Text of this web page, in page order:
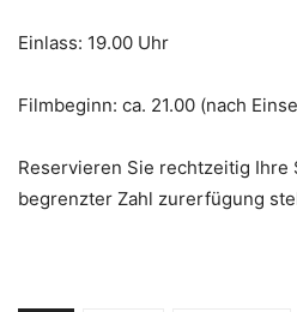
Einlass: 19.00 Uhr
Filmbeginn: ca. 21.00 (nach
Reservieren Sie rechtzeitig Ihre
begrenzter Zahl zurerfügung